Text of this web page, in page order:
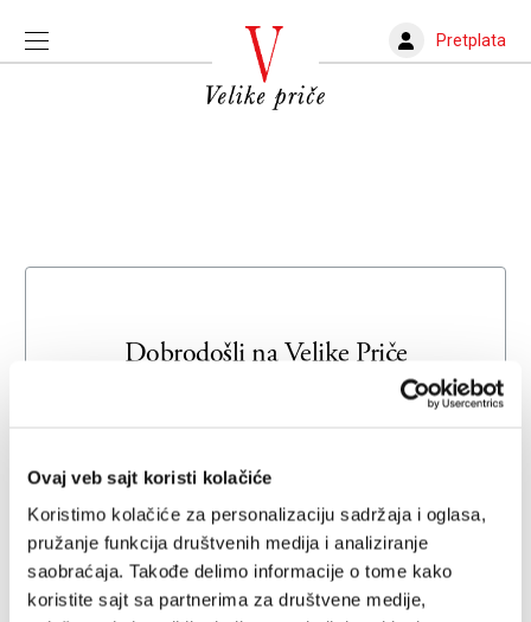
Ovaj veb sajt koristi kolačiće
Koristimo kolačiće za personalizaciju sadržaja i oglasa,
pružanje funkcija društvenih medija i analiziranje
saobraćaja. Takođe delimo informacije o tome kako
koristite sajt sa partnerima za društvene medije,
Pretplata
Dobrodošli naVelike Priče
Unesite svoju adresu e-pošte da biste se prijavili ili kreirali
Email adresa
Lozinka